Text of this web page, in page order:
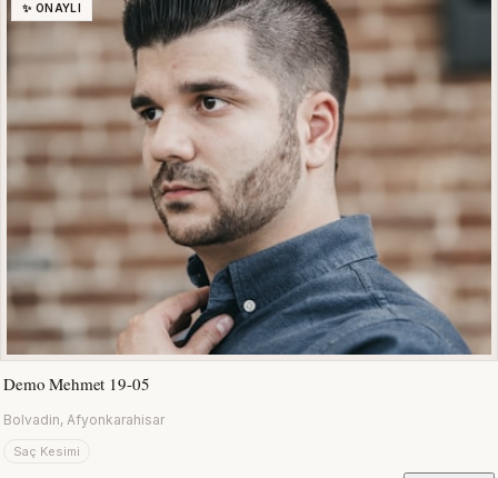
✨ ONAYLI
Demo Mehmet 19-05
Bolvadin, Afyonkarahisar
Saç Kesimi